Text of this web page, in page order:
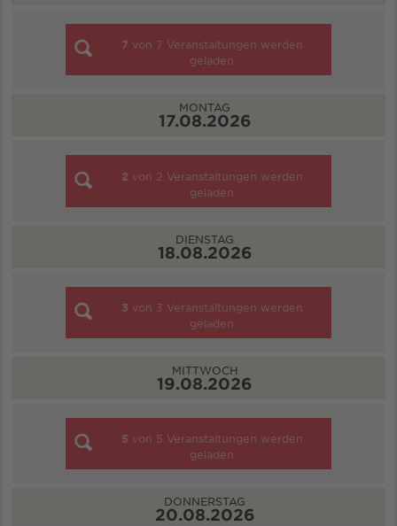
7 von 7 Veranstaltungen werden
geladen
MONTAG
17.08.2026
2 von 2 Veranstaltungen werden
geladen
DIENSTAG
18.08.2026
3 von 3 Veranstaltungen werden
geladen
MITTWOCH
19.08.2026
5 von 5 Veranstaltungen werden
geladen
DONNERSTAG
20.08.2026